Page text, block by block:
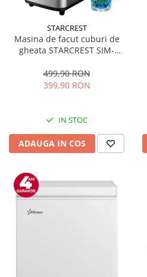
STARCREST
Masina de facut cuburi de
gheata STARCREST SIM-
12Kg/24h, Cos gheata
detasabil, Rezervor apa 0.8 l,
499,90 RON
399,90 RON
IN STOC
ADAUGA IN COS